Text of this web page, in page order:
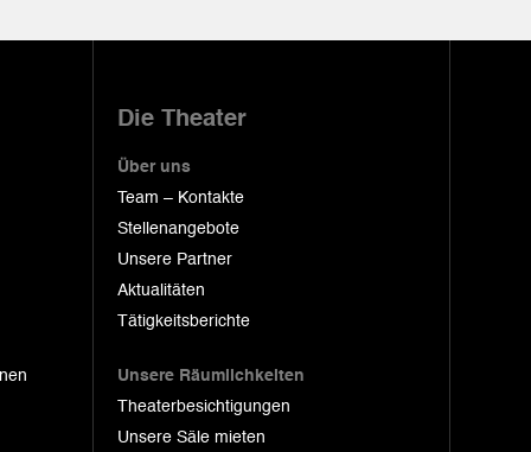
Die Theater
Über uns
Team – Kontakte
Stellenangebote
Unsere Partner
Aktualitäten
Tätigkeitsberichte
Unsere Räumlichkeiten
Theaterbesichtigungen
Unsere Säle mieten